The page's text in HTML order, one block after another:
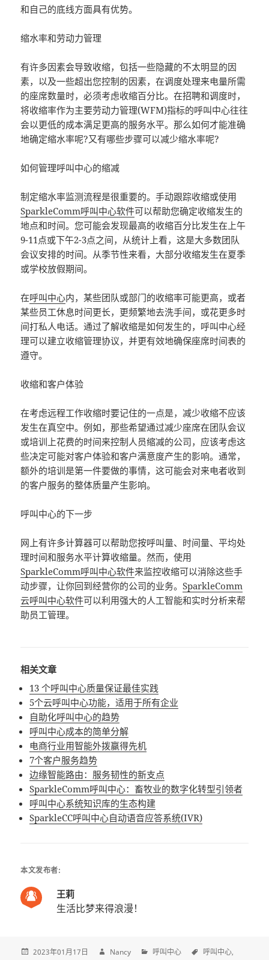
和自己的底线方面具有优势。
缩水率和劳动力管理
有许多因素会导致收缩，包括一些隐藏的不太明显的因
素，以及一些超出您控制的因素，在调度处理来电量所需
的座席数量时，必须考虑收缩百分比。在招聘和调度时，
将收缩率作为主要劳动力管理(WFM)指标的呼叫中心往往
会以更低的成本满足更高的服务水平。那么如何才能准确
地确定缩水率呢?又有哪些步骤可以减少缩水率呢?
如何管理呼叫中心的缩减
制定缩水率监测流程是很重要的。手动跟踪收缩或使用
SparkleComm呼叫中心软件可以帮助您确定收缩发生的
地点和时间。您可能会发现最高的收缩百分比发生在上午
9-11点或下午2-3点之间，从统计上看，这是大多数团队
会议安排的时间。从季节性来看，大部分收缩发生在夏季
或学校放假期间。
在呼叫中心内，某些团队或部门的收缩率可能更高，或者
某些员工休息时间更长，更频繁地去洗手间，或花更多时
间打私人电话。通过了解收缩是如何发生的，呼叫中心经
理可以建立收缩管理协议，并更有效地确保座席时间表的
遵守。
收缩和客户体验
在考虑远程工作收缩时要记住的一点是，减少收缩不应该
发生在真空中。例如，那些希望通过减少座席在团队会议
或培训上花费的时间来控制人员缩减的公司，应该考虑这
些决定可能对客户体验和客户满意度产生的影响。通常，
额外的培训是第一件要做的事情，这可能会对来电者收到
的客户服务的整体质量产生影响。
呼叫中心的下一步
网上有许多计算器可以帮助您按呼叫量、时间量、平均处
理时间和服务水平计算收缩量。然而，使用
SparkleComm呼叫中心软件来监控收缩可以消除这些手
动步骤，让你回到经营你的公司的业务。SparkleComm
云呼叫中心软件可以利用强大的人工智能和实时分析来帮
助员工管理。
相关文章
13 个呼叫中心质量保证最佳实践
5个云呼叫中心功能，适用于所有企业
自助化呼叫中心的趋势
呼叫中心成本的简单分解
电商行业用智能外拨赢得先机
7个客户服务趋势
边缘智能路由：服务韧性的新支点
SparkleComm呼叫中心：畜牧业的数字化转型引领者
呼叫中心系统知识库的生态构建
SparkleCC呼叫中心自动语音应答系统(IVR)
本文发布者:
王莉
生活比梦来得浪漫！
2023年01月17日 Nancy 呼叫中心
呼叫中心